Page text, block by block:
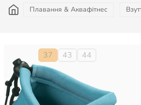
Плавання & Аквафітнес
37 43 44
386₴